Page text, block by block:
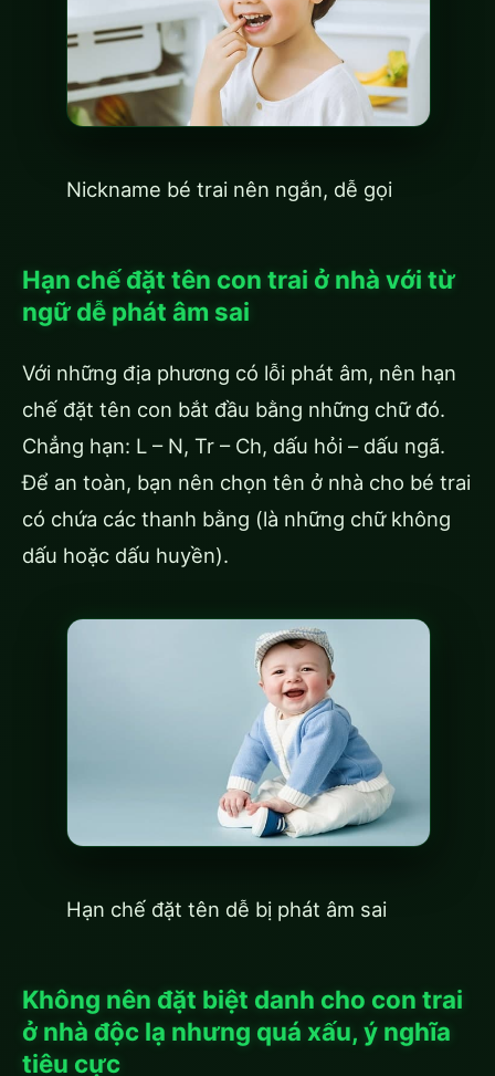
Nickname bé trai nên ngắn, dễ gọi
Hạn chế đặt tên con trai ở nhà với từ
ngữ dễ phát âm sai
Với những địa phương có lỗi phát âm, nên hạn
chế đặt tên con bắt đầu bằng những chữ đó.
Chẳng hạn: L – N, Tr – Ch, dấu hỏi – dấu ngã.
Để an toàn, bạn nên chọn tên ở nhà cho bé trai
có chứa các thanh bằng (là những chữ không
dấu hoặc dấu huyền).
Hạn chế đặt tên dễ bị phát âm sai
Không nên đặt biệt danh cho con trai
ở nhà độc lạ nhưng quá xấu, ý nghĩa
tiêu cực